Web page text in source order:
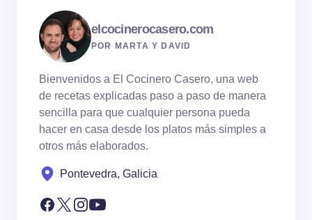
elcocinerocasero.com
POR MARTA Y DAVID
Bienvenidos a El Cocinero Casero, una web
de recetas explicadas paso a paso de manera
sencilla para que cualquier persona pueda
hacer en casa desde los platos más simples a
otros más elaborados.
Pontevedra, Galicia